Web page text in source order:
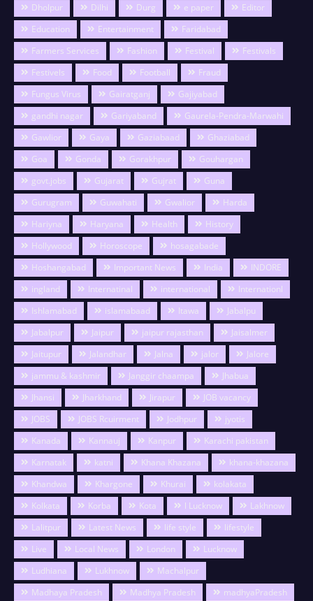
Dholpur
Dilhi Durg e paper
Editor
Education
Entertainment
Faridabad
Farmers Services
Fashion Festival
Festivals
Festivels
Food Football
Fraud
Fungus Virus
Gairatganj
Gajiyabad
gandhi nagar
Gariyaband
Gaurela-Pendra-Marwahi
Gawlior
Gaya Gaziabaad
Ghaziabad
Goa
Gonda Gorakhpur
Gouhargan
govt.jobs
Gujarat Gujrat
Guna
Gurugram
Guwahati Gwalior
Harda
Hariyna
Haryana Health
History
Hollywood
Horoscope
hosagabade
Hoshangabad
Important News India
INDORE
ingland
Internatinal international
Internationl
Ishlamabad
islamabaad Itawa
Jabalpu
Jabalpur
Jaipur jaipur rajasthan
Jaisalmer
Jaitupur
Jalandhar Jalna jalor
Jalore
jammu & kashmir
Janggir chaampa
Jhabua
Jhansi
Jharkhand Jirapur
JOB vacancy
JOBS
JOBS Rcuirment Jodhpur
jyotis
Kanada
Kannauj Kanpur
Karachi pakistan
Karnatak
katni Khana Khazana
khana-khazana
Khandwa
Khargone Khurai
kolakata
Kolkata
Korba Kota l Lucknow
Lakhnow
Lalitpur
Latest News life style
lifestyle
Live
Local News London
Lucknow
Ludhiana
Lukhnow
Machalpur
Madhaya Pradesh
Madhya Pradesh
madhyaPradesh